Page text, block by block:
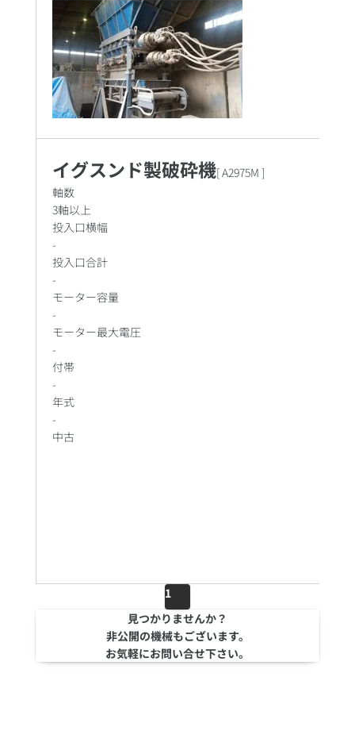
イグスンド製破砕機[A2975M ]
軸数
3軸以上
投入口横幅
-
投入口合計
-
モーター容量
-
モーター最大電圧
-
付帯
-
年式
-
中古
1
見つかりませんか？
非公開の機械もございます。
お気軽にお問い合せ下さい。